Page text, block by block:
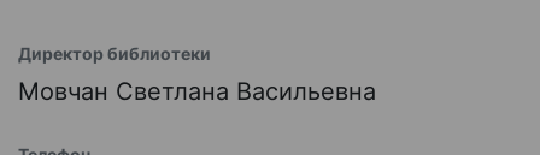
Директор библиотеки
Мовчан Светлана Васильевна